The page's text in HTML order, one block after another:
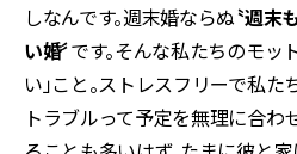
しなんです。週末婚ならぬ〝週
い婚〞です。そんな私たちのモッ
い」こと。ストレスフリーで私
トラブルって予定を無理に合